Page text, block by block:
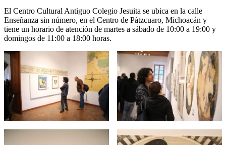
El Centro Cultural Antiguo Colegio Jesuita se ubica en la calle
Enseñanza sin número, en el Centro de Pátzcuaro, Michoacán y
tiene un horario de atención de martes a sábado de 10:00 a 19:00 y
domingos de 11:00 a 18:00 horas.